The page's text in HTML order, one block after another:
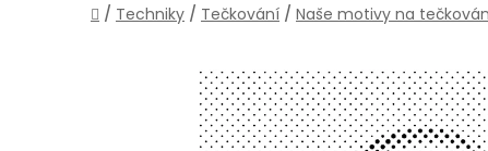
Domů
/ Techniky / Tečkování / Naše motivy na